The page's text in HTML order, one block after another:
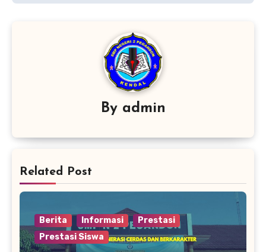
By admin
Related Post
Berita Informasi
Prestasi
Prestasi Siswa